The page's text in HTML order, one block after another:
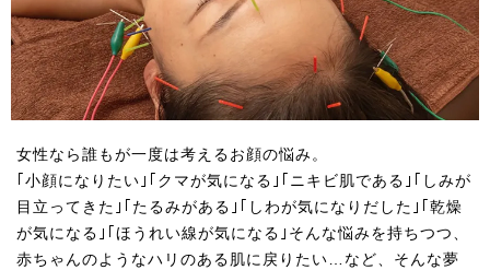
女性なら誰もが一度は考えるお顔の悩み。
｢小顔になりたい｣｢クマが気になる｣｢ニキビ肌である｣｢しみが
目立ってきた｣｢たるみがある｣｢しわが気になりだした｣｢乾燥
が気になる｣｢ほうれい線が気になる｣そんな悩みを持ちつつ、
赤ちゃんのようなハリのある肌に戻りたい…など、そんな夢